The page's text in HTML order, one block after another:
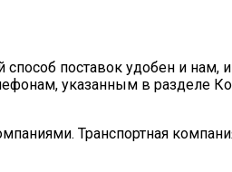
поставок удобен и нам,
указанным в разделе
Транспортная